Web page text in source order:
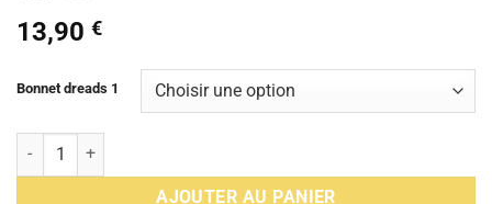
13,90 €
Bonnet dreads 1
AJOUTER AU PANIER